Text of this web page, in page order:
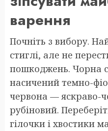
варення
Почніть з вибору.
стиглі, але не
пошкоджень. Чорна
насичений темно-
червона — яскраво-
рубіновий.
гілочки і хвостики